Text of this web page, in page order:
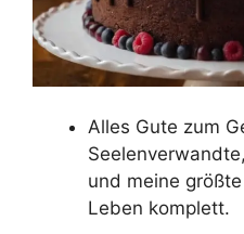
Alles Gute zum
und meine
Leben komplett.